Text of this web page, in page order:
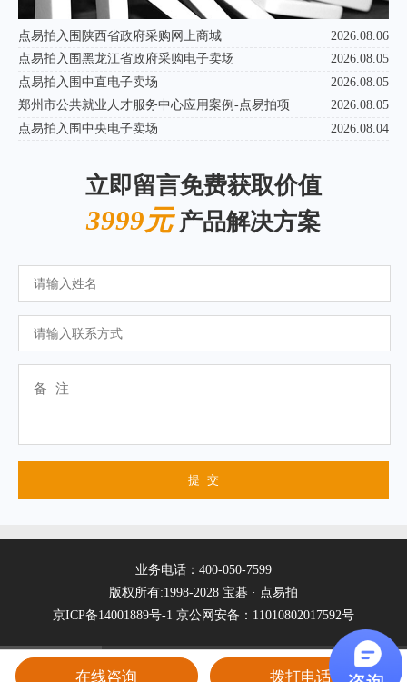
点易拍入围陕西省政府采购网上商城
2026.08.06
点易拍入围黑龙江省政府采购电子卖场
2026.08.05
点易拍入围中直电子卖场
2026.08.05
郑州市公共就业人才服务中心应用案例-点易拍项
2026.08.05
点易拍入围中央电子卖场
2026.08.04
立即留言免费获取价值
3999元产品解决方案
业务电话：400-050-7599
版权所有:1998-2028 宝碁 · 点易拍
京ICP备14001889号-1 京公网安备：11010802017592号
在线咨询 拨打电话